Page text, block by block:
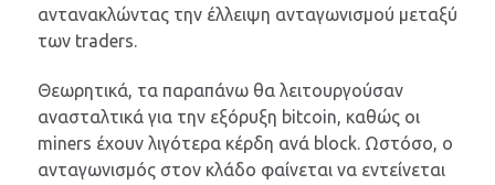
αντανακλώντας την έλλειψη ανταγωνισμού μεταξύ
των traders.
Θεωρητικά, τα παραπάνω θα λειτουργούσαν
ανασταλτικά για την εξόρυξη bitcoin, καθώς οι
miners έχουν λιγότερα κέρδη ανά block. Ωστόσο, ο
ανταγωνισμός στον κλάδο φαίνεται να εντείνεται